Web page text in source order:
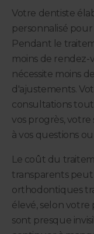
Votre dentiste
personnalisé
Pendant le
moins de rendez-
nécessite moins
d'ajustements.
consultations
vos progrès,
à vos questions
Le coût du
transparents peut
orthodontiques
élevé, selon votre
sont presque